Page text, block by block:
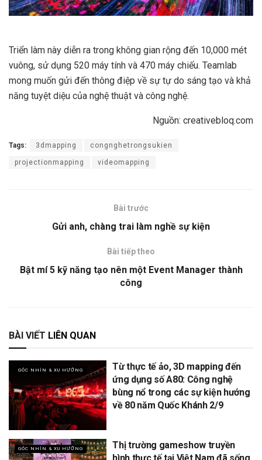
Triển làm này diễn ra trong không gian rộng đến 10,000 mét
vuông, sử dụng 520 máy tính và 470 máy chiếu. Teamlab
mong muốn gửi đến thông điệp về sự tự do sáng tạo và khả
năng tuyệt diệu của nghệ thuật và công nghệ.
Nguồn: creativebloq.com
Tags: 3dmapping congnghetrongsukien
projectionmapping videomapping
Bài trước
Gửi anh, chàng trai làm nghề sự kiện
Bài tiếp theo
Bật mí 5 kỹ năng tạo nên một Event Manager thành
công
BÀI VIẾT LIÊN QUAN
GÓC NHÌN & XU HƯỚNG
Từ thực tế ảo, 3D mapping đến
ứng dụng số A80: Công nghệ
bùng nổ trong các sự kiện hướng
về 80 năm Quốc Khánh 2/9
GÓC NHÌN & XU HƯỚNG
Thị trường gameshow truyền